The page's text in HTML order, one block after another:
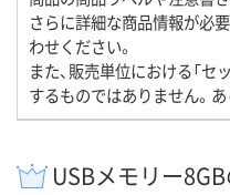
さらに詳細な商品情報が必
わせください。
また、販売単位における「セ
するものではありません。
USBメモリー